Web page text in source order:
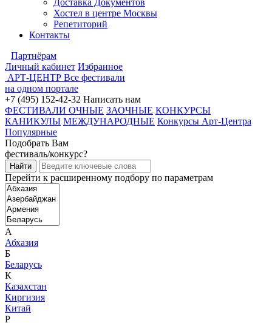
Доставка Документов
Хостел в центре Москвы
Репетиторий
Контакты
Партнёрам
Личный кабинет Избранное
АРТ-ЦЕНТР Все фестивали
на одном портале
+7 (495) 152-42-32 Написать нам
ФЕСТИВАЛИ ОЧНЫЕ ЗАОЧНЫЕ КОНКУРСЫ
КАНИКУЛЫ МЕЖДУНАРОДНЫЕ Конкурсы Арт-Центра
Популярные
Подобрать Вам
фестиваль/конкурс?
Перейти к расширенному подбору по параметрам
А
Абхазия
Б
Беларусь
К
Казахстан
Киргизия
Китай
Р